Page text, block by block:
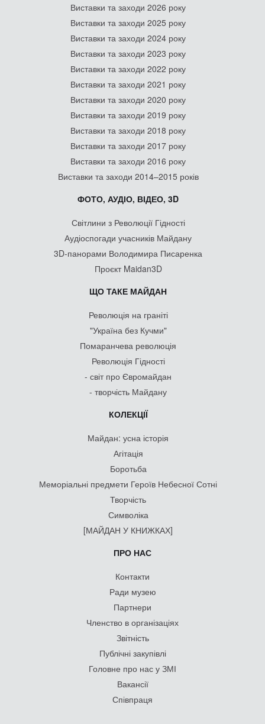
Виставки та заходи 2026 року
Виставки та заходи 2025 року
Виставки та заходи 2024 року
Виставки та заходи 2023 року
Виставки та заходи 2022 року
Виставки та заходи 2021 року
Виставки та заходи 2020 року
Виставки та заходи 2019 року
Виставки та заходи 2018 року
Виставки та заходи 2017 року
Виставки та заходи 2016 року
Виставки та заходи 2014–2015 років
ФОТО, АУДІО, ВІДЕО, 3D
Світлини з Революції Гідності
Аудіоспогади учасників Майдану
3D-панорами Володимира Писаренка
Проєкт Maidan3D
ЩО ТАКЕ МАЙДАН
Революція на граніті
"Україна без Кучми"
Помаранчева революція
Революція Гідності
- світ про Євромайдан
- творчість Майдану
КОЛЕКЦІЇ
Майдан: усна історія
Агітація
Боротьба
Меморіальні предмети Героїв Небесної Сотні
Творчість
Символіка
[МАЙДАН У КНИЖКАХ]
ПРО НАС
Контакти
Ради музею
Партнери
Членство в організаціях
Звітність
Публічні закупівлі
Головне про нас у ЗМІ
Вакансії
Співпраця